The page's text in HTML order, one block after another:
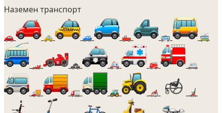
Наземен транспорт
🚗 🚕 🚙 🛻 🚌 🚎
🏎️ 🚓 🚑 🚒 🚐
🚚 🚛 🚜 🦽 🦼